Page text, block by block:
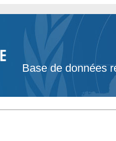
Base de données